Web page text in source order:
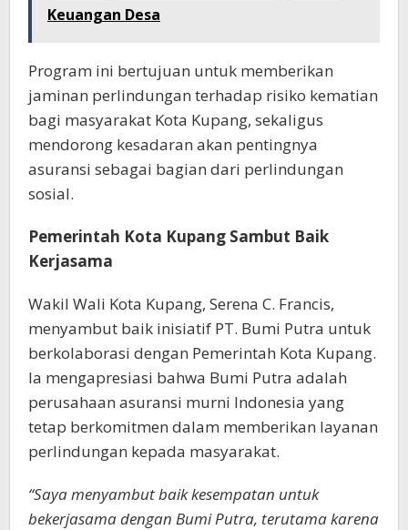
Keuangan Desa
Program ini bertujuan untuk memberikan
jaminan perlindungan terhadap risiko kematian
bagi masyarakat Kota Kupang, sekaligus
mendorong kesadaran akan pentingnya
asuransi sebagai bagian dari perlindungan
sosial.
Pemerintah Kota Kupang Sambut Baik
Kerjasama
Wakil Wali Kota Kupang, Serena C. Francis,
menyambut baik inisiatif PT. Bumi Putra untuk
berkolaborasi dengan Pemerintah Kota Kupang.
Ia mengapresiasi bahwa Bumi Putra adalah
perusahaan asuransi murni Indonesia yang
tetap berkomitmen dalam memberikan layanan
perlindungan kepada masyarakat.
“Saya menyambut baik kesempatan untuk
bekerjasama dengan Bumi Putra, terutama karena